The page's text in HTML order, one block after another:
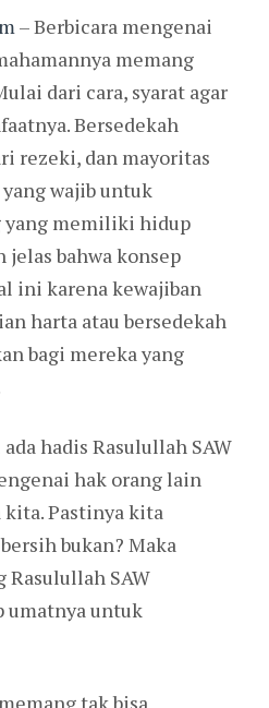
– Berbicara mengenai
memang
dari cara, syarat agar
Bersedekah
rezeki, dan mayoritas
wajib untuk
yang memiliki hidup
jelas bahwa konsep
ini karena kewajiban
harta atau bersedekah
bagi mereka yang
hadis Rasulullah SAW
hak orang lain
kita. Pastinya kita
bukan? Maka
Rasulullah SAW
umatnya untuk